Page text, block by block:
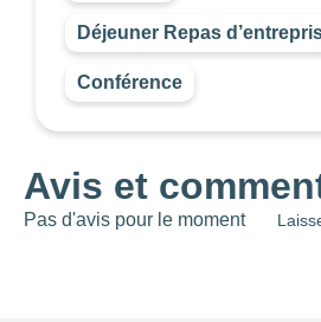
Déjeuner Repas
Conférence
Avis et
Pas d'avis pour le moment